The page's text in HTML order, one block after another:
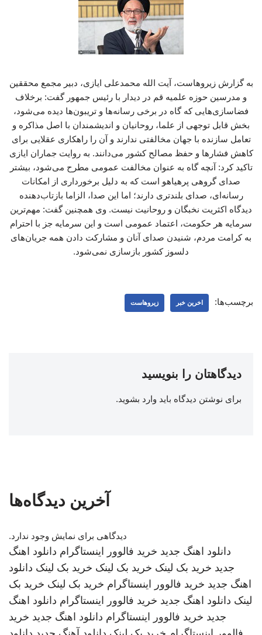
به گزارش زیروهاست، آیت الله محمدعلی ایازی، دبیر مجمع محققین
و مدرسین حوزه علمیه قم در دیدار با رئیس جمهور گفت: برخلاف
فضاسازی‌هایی که گاه در برخی رسانه‌ها و تریبون‌ها دیده می‌شود،
بخش قابل توجهی از علما، روحانیان و اندیشمندان با اصل مذاکره و
تعامل سازنده با جهان مخالفتی ندارند و آن را راهکاری عقلایی برای
کاهش فشارها و حفظ مصالح کشور می‌دانند. به روایت جماران ایازی
تاکید کرد: آنچه گاه به عنوان مخالفت عمومی مطرح می‌شود، بیشتر
صدای گروهی پرهیاهو است که به دلیل برخورداری از امکانات
رسانه‌ای، صدای بلندتری دارند؛ اما این صدا، الزاما بازتاب‌دهنده
دیدگاه اکثریت نخبگان و روحانیت نیست. وی همچنین گفت: مهم‌ترین
سرمایه هر حکومت، اعتماد عمومی است و این سرمایه جز با احترام
به کرامت مردم، شنیدن صدای آنان و مشارکت دادن همه جریان‌های
دلسوز کشور بازسازی نمی‌شود.
برچسب‌ها: اخرین خبر زیروهاست
دیدگاهتان را بنویسید
برای نوشتن دیدگاه باید وارد بشوید.
آخرین دیدگاه‌ها
دیدگاهی برای نمایش وجود ندارد.
دانلود اهنگ جدید خرید فالوور اینستاگرام دانلود اهنگ
جدید خرید بک لینک خرید بک لینک خرید بک لینک دانلود
اهنگ جدید خرید فالوور اینستاگرام خرید بک لینک خرید بک
لینک دانلود اهنگ جدید خرید فالوور اینستاگرام دانلود اهنگ
جدید خرید فالوور اینستاگرام دانلود اهنگ جدید خرید